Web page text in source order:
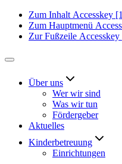
Zum Inhalt Accesskey
Zum Hauptmenü
Zur Fußzeile Accesskey
Über uns
Wer wir sind
Was wir tun
Fördergeber
Aktuelles
Kinderbetreuung
Einrichtungen